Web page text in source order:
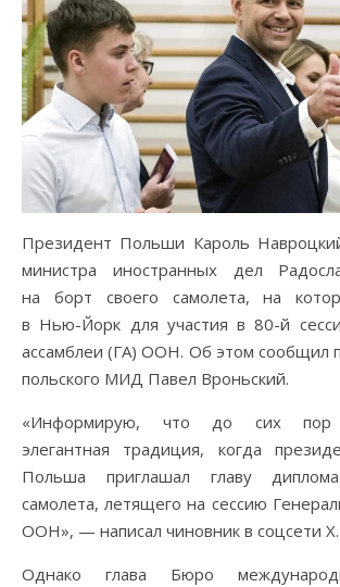
Президент Польши Кароль
министра иностранных дел
на борт своего самолета, на
в Нью-Йорк для участия в 80-й
ассамблеи (ГА) ООН. Об этом сообщил
польского МИД Павел Вроньский.
«Информирую, что до сих пор
элегантная традиция, когда
Польша приглашал главу
самолета, летящего на сессию
ООН», — написал чиновник в соцсети Х.
Однако глава Бюро